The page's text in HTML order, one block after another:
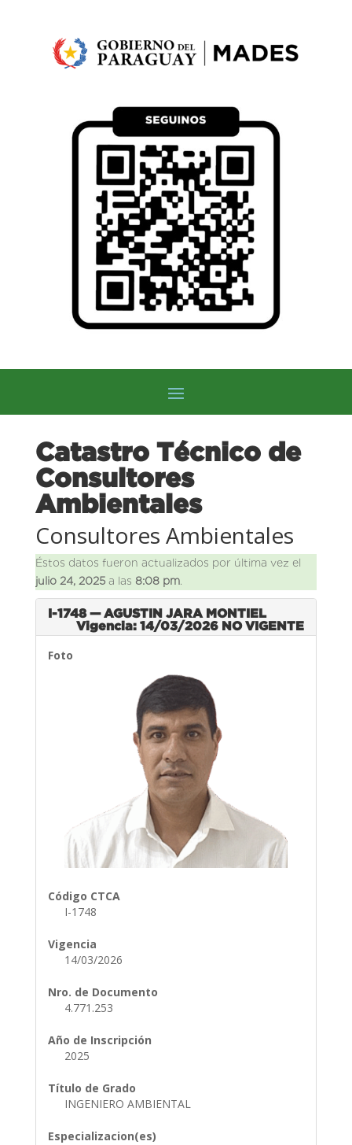
Catastro Técnico de
Consultores
Ambientales
Consultores Ambientales
Éstos datos fueron actualizados por última vez el
julio 24, 2025a las 8:08 pm.
I-1748 — AGUSTIN JARA MONTIEL
Vigencia: 14/03/2026 NO VIGENTE
Foto
Código CTCA
I-1748
Vigencia
14/03/2026
Nro. de Documento
4.771.253
Año de Inscripción
2025
Título de Grado
INGENIERO AMBIENTAL
Especializacion(es)